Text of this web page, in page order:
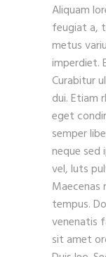
Aliquam
feugiat a,
metus
imperdiet.
Curabitur
dui. Etiam
eget
semper
neque sed
vel, luts
tempus.
venenatis
sit amet